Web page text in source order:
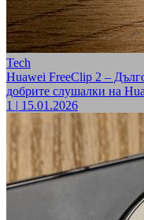
Tech
Huawei FreeClip 2 –
добрите слушалки на
1 | 15.01.2026